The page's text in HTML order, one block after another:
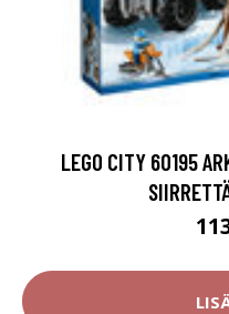
LEGO CITY 60195